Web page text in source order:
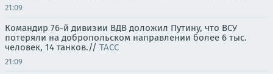
21:09
Командир 76-й дивизии ВДВ доложил Путину, что ВСУ
потеряли на добропольском направлении более 6 тыс.
человек, 14 танков.// ТАСС
21:09